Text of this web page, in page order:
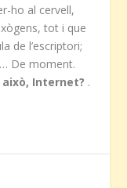
ho al cervell,
tot i que
de l’escriptori;
De moment.
això, Internet? .